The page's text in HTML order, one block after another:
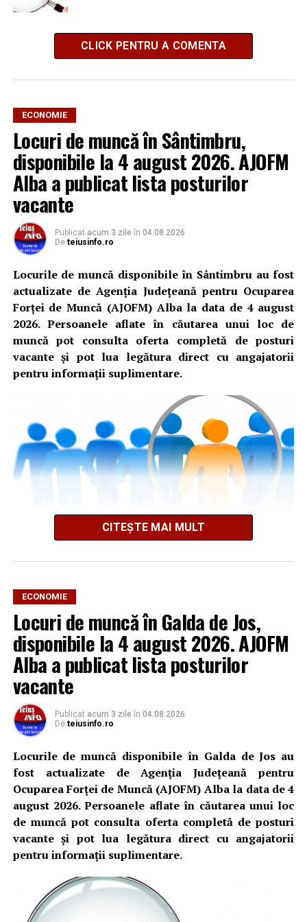
CLICK PENTRU A COMENTA
ECONOMIE
Locuri de muncă în Sântimbru,
disponibile la 4 august 2026. AJOFM
Alba a publicat lista posturilor
vacante
Publicat acum 3 zile în 04.08.2026
De teiusinfo.ro
Locurile de muncă disponibile în Sântimbru au fost
actualizate de Agenția Județeană pentru Ocuparea
Forței de Muncă (AJOFM) Alba la data de 4 august
2026. Persoanele aflate în căutarea unui loc de
muncă pot consulta oferta completă de posturi
vacante și pot lua legătura direct cu angajatorii
pentru informații suplimentare.
din comuna Sântimbru, valabilă la data de
2026. Oferta cuprinde posturi din mai multe domenii de
activitate, fiind adresată atât persoanelor cu experiență,
cât și celor aflate la început de carieră.
Cei interesați pot consulta toate locurile de muncă
disponibile accesând platforma oficială ANOFM,
selectând
fizice – Locuri de muncă vacante”
informații pot fi obținute direct de la sediul AJOFM Alba
sau de la agenția teritorială de care aparține persoana
aflată în căutarea unui loc de muncă.
Lista publicată de AJOFM Alba include, pe lângă
denumirea posturilor vacante din Sântimbru, și datele
de contact ale angajatorilor, precum numere de telefon
și adrese de e-mail, pentru ca persoanele interesate să
poată solicita detalii despre condițiile de angajare,
programul de lucru și procesul de recrutare.
Mai jos puteți consulta lista completă a locurilor de
CITEȘTE MAI MULT
ECONOMIE
Locuri de muncă în Galda de Jos,
disponibile la 4 august 2026. AJOFM
Alba a publicat lista posturilor
vacante
Publicat acum 3 zile în 04.08.2026
De teiusinfo.ro
Locurile de muncă disponibile în Galda de Jos au
fost actualizate de Agenția Județeană pentru
Ocuparea Forței de Muncă (AJOFM) Alba la data de 4
august 2026. Persoanele aflate în căutarea unui loc
de muncă pot consulta oferta completă de posturi
vacante și pot lua legătura direct cu angajatorii
pentru informații suplimentare.